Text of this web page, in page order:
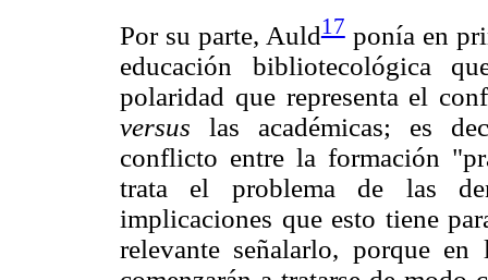
Por su parte, Auld17ponía en
educación bibliotecológica
polaridad que representa el
versus las académicas; es
conflicto entre la formación
trata el problema de las
implicaciones que esto tiene
relevante señalarlo, porque